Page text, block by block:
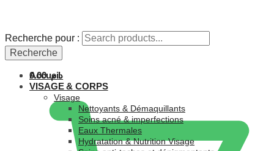
Recherche pour :
Recherche
د.م.0.00
Recherche pour :
Recherche
Accueil
VISAGE & CORPS
Visage
Nettoyants & Démaquillants
Soins acné & imperfections
Eaux Thermales
Hydratation & Nutrition Visage